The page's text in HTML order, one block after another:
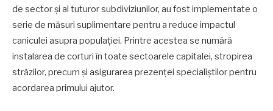
de sector și al tuturor subdiviziunilor, au fost implementate o
serie de măsuri suplimentare pentru a reduce impactul
caniculei asupra populației. Printre acestea se numără
instalarea de corturi în toate sectoarele capitalei, stropirea
străzilor, precum și asigurarea prezenței specialiștilor pentru
acordarea primului ajutor.